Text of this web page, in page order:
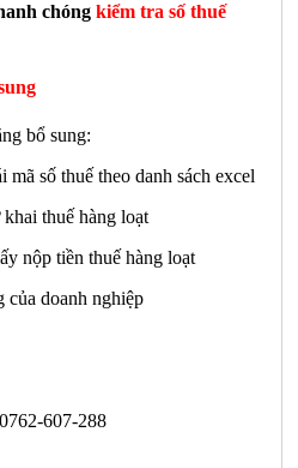
chóng kiểm tra số thuế
bổ sung:
số thuế theo danh sách excel
thuế hàng loạt
nộp tiền thuế hàng loạt
của doanh nghiệp
607-288